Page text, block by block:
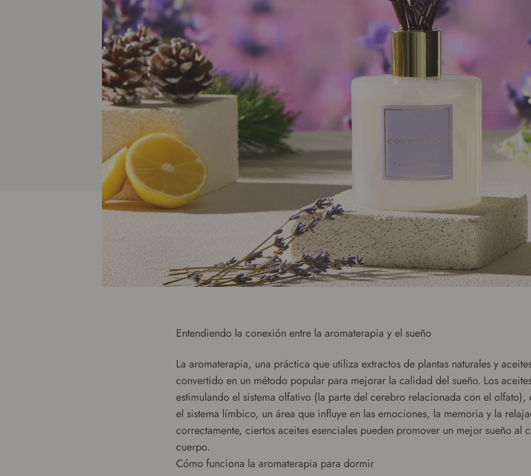
Entendiendo la conexión entre la aromaterapia y el sueño
La aromaterapia, una práctica que utiliza extractos de plantas naturales y
convertido en un método popular para mejorar la calidad del sueño. Los
estimulando el sistema olfativo (la parte del cerebro relacionada con el olfato),
el sistema límbico, un área que influye en las emociones, la memoria y la
correctamente, ciertos aceites esenciales pueden promover un mejor sueño al
cuerpo.
Cómo funciona la aromaterapia para dormir